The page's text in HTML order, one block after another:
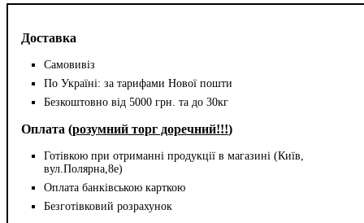
Доставка
Самовивіз
По Україні: за тарифами Нової пошти
Безкоштовно від 5000 грн. та до 30кг
Оплата (розумний торг доречний!!!)
Готівкою при отриманні продукції в магазині (Київ,
вул.Полярна,8е)
Оплата банківською карткою
Безготівковий розрахунок